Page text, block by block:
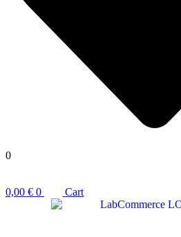
0
0,00 € 0 Cart